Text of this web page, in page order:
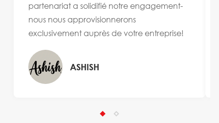
partenariat a solidifié notre engagement-
nous nous approvisionnerons
exclusivement auprès de votre entreprise!
ASHISH